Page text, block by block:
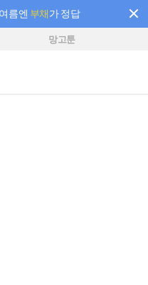
름엔 부채가 정답
세요! 새로워진 AI 부스터 요금제
망고툰